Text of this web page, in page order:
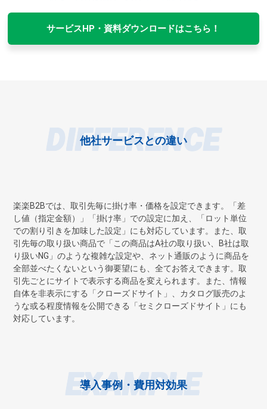
サービスHP・資料ダウンロードはこちら！
DIFFERENCE
他社サービスとの違い
楽楽B2Bでは、取引先毎に掛け率・価格を設定できます。「差
し値（指定金額）」「掛け率」での設定に加え、「ロット単位
での割り引きを加味した設定」にも対応しています。また、取
引先毎の取り扱い商品で「この商品はA社の取り扱い、B社は取
り扱いNG」のような複雑な設定や、ネット通販のように商品を
全部並べたくないという御要望にも、全てお答えできます。取
引先ごとにサイトで表示する商品を変えられます。また、情報
自体を非表示にする「クローズドサイト」、カタログ販売のよ
うな或る程度情報を公開できる「セミクローズドサイト」にも
対応しています。
EXAMPLE
導入事例・費用対効果